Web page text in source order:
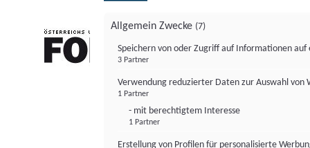
Allgemein Zwecke (7)
Speichern von oder Zugriff auf Informationen auf
3 Partner
Verwendung reduzierter Daten zur Auswahl von
1 Partner
- mit berechtigtem Interesse
1 Partner
Erstellung von Profilen für personalisierte
FONDS professionell